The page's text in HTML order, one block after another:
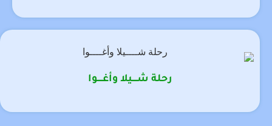
رحلة شــــيلا وأغــــوا